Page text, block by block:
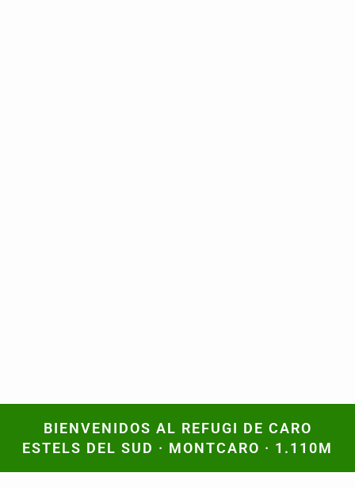
BIENVENIDOS AL REFUGI DE CARO
ESTELS DEL SUD · MONTCARO · 1.110M
BIENVENIDOS AL REFUGI DE CARO
ESTELS DEL SUD · MONTCARO · 1.110M